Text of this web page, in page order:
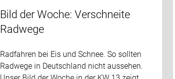
Bild der Woche: Verschneite
Radwege
Radfahren bei Eis und Schnee. So sollten
Radwege in Deutschland nicht aussehen.